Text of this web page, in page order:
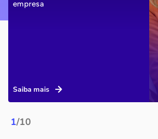
1/10
empresa
Saiba mais